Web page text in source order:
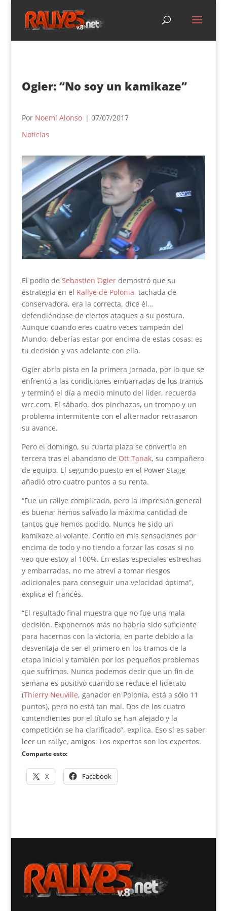
Ogier: “No soy un kamikaze”
Por Noemí Alonso | 07/07/2017
Noticias
El podio de Sebastien Ogier demostró que su
estrategia en el Rallye de Polonia, tachada de
conservadora, era la correcta, dice él…
defendiéndose de ciertos ataques a su postura.
Aunque cuando eres cuatro veces campeón del
Mundo, deberías estar por encima de estas cosas: es
tu decisión y vas adelante con ella.
Ogier abría pista en la primera jornada, por lo que se
enfrentó a las condiciones embarradas de los tramos
y terminó el día a medio minuto del líder, recuerda
wrc.com. El sábado, dos pinchazos, un trompo y un
problema intermitente con el alternador retrasaron
su avance.
Pero el domingo, su cuarta plaza se convertía en
tercera tras el abandono de Ott Tanak, su compañero
de equipo. El segundo puesto en el Power Stage
añadió otro cuatro puntos a su renta.
“Fue un rallye complicado, pero la impresión general
es buena; hemos salvado la máxima cantidad de
tantos que hemos podido. Nunca he sido un
kamikaze al volante. Confío en mis sensaciones por
encima de todo y no tiendo a forzar las cosas si no
veo que estoy al 100%. En estas especiales estrechas
y embarradas, no me atreví a tomar riesgos
adicionales para conseguir una velocidad óptima”,
explica el francés.
“El resultado final muestra que no fue una mala
decisión. Exponernos más no habría sido suficiente
para hacernos con la victoria, en parte debido a la
desventaja de ser el primero en los tramos de la
etapa inicial y también por los pequeños problemas
que sufrimos. Nunca podemos decir que un fin de
semana es positivo cuando se reduce el liderato
(Thierry Neuville, ganador en Polonia, está a sólo 11
puntos), pero no está tan mal. Dos de los cuatro
contendientes por el título se han alejado y la
competición se ha clarificado”, explica. Eso sí es saber
leer un rallye, amigos. Los expertos son los expertos.
Comparte esto:
X Facebook